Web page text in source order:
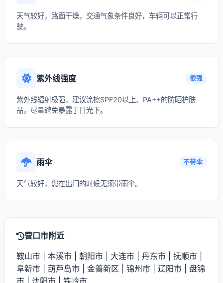
天气较好，路面干燥，交通气象条件良好，车辆可以正常行
驶。
紫外线强度 很强
紫外线辐射极强，建议涂擦SPF20以上、PA++的防晒护肤
品，尽量避免暴露于日光下。
雨伞 不带伞
天气较好，您在出门的时候无须带雨伞。
营口市附近
鞍山市 本溪市 朝阳市 大连市 丹东市 抚顺市
阜新市
葫芦岛市 金普新区 锦州市 辽阳市
盘锦
市
沈阳市 铁岭市